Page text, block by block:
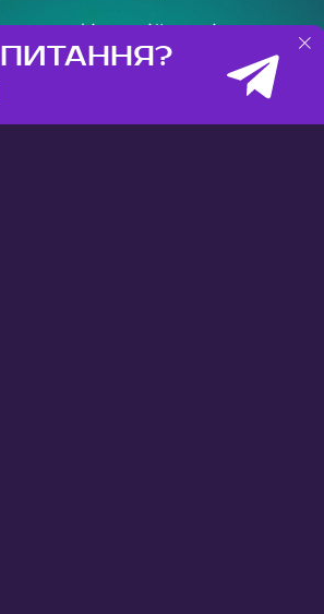
All rights reserved
конфіденційності